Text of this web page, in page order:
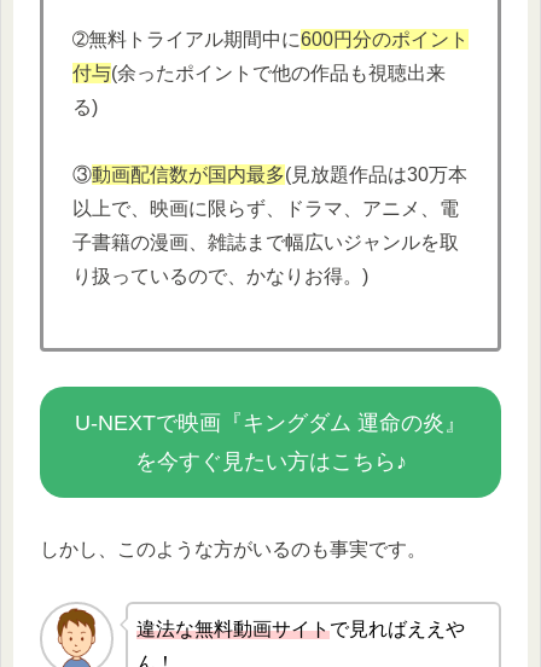
➁無料トライアル期間中に600円分のポイント
付与(余ったポイントで他の作品も視聴出来
る)
③動画配信数が国内最多(見放題作品は30万本
以上で、映画に限らず、ドラマ、アニメ、電
子書籍の漫画、雑誌まで幅広いジャンルを取
り扱っているので、かなりお得。)
U-NEXTで映画『キングダム 運命の炎』
を今すぐ見たい方はこちら♪
しかし、このような方がいるのも事実です。
違法な無料動画サイトで見ればええや
ん！